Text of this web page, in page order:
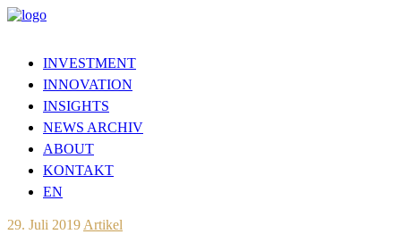
INVESTMENT
INNOVATION
INSIGHTS
NEWS ARCHIV
ABOUT
KONTAKT
EN
29. Juli 2019 Artikel